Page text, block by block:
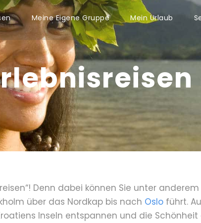
Meine Eigene Gruppe Mein Urlaub
Denn dabei können Sie unter
über das Nordkap bis nach Oslo führt.
Inseln entspannen und die